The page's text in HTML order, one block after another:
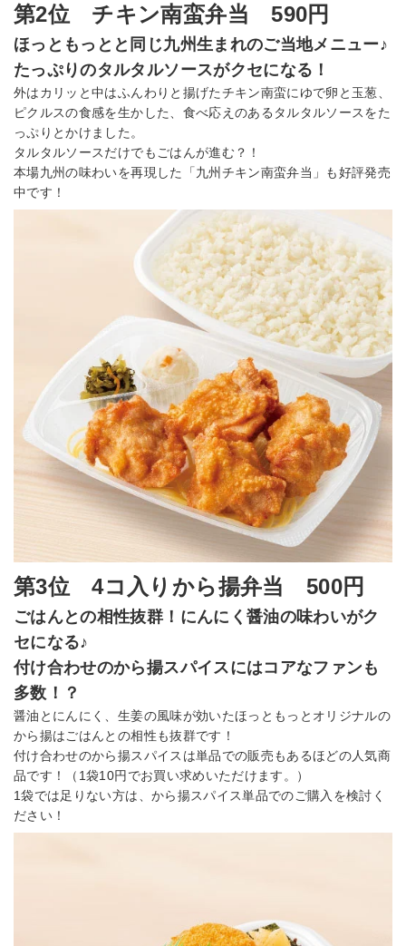
第2位 チキン南蛮弁当 590円
ほっともっとと同じ九州生まれのご当地メニュー♪
たっぷりのタルタルソースがクセになる！
外はカリッと中はふんわりと揚げたチキン南蛮にゆで卵と玉葱、
ピクルスの食感を生かした、食べ応えのあるタルタルソースをた
っぷりとかけました。
タルタルソースだけでもごはんが進む？！
本場九州の味わいを再現した「九州チキン南蛮弁当」も好評発売
中です！
第3位 4コ入りから揚弁当 500円
ごはんとの相性抜群！にんにく醤油の味わいがク
セになる♪
付け合わせのから揚スパイスにはコアなファンも
多数！？
醤油とにんにく、生姜の風味が効いたほっともっとオリジナルの
から揚はごはんとの相性も抜群です！
付け合わせのから揚スパイスは単品での販売もあるほどの人気商
品です！（1袋10円でお買い求めいただけます。）
1袋では足りない方は、から揚スパイス単品でのご購入を検討く
ださい！